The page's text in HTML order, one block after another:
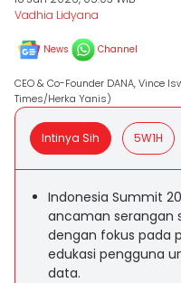
Vadhia Lidyana
News Channel
CEO & Co-Founder DANA, Vince
Times/Herka Yanis)
Intinya Sih 5W1H
Indonesia Summit
ancaman serangan
dengan fokus pada
edukasi pengguna
data.